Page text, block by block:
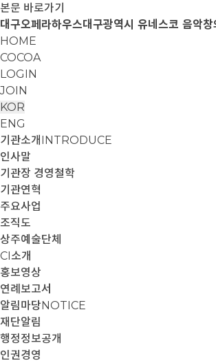
본문 바로가기
대구오페라하우스대구광역시 유네스코 음악창
HOME
COCOA
LOGIN
JOIN
KOR
ENG
기관소개 INTRODUCE
인사말
기관장 경영철학
기관연혁
주요사업
조직도
상주예술단체
CI소개
홍보영상
연례보고서
알림마당NOTICE
재단알림
행정정보공개
인권경영